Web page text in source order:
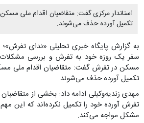
استاندار مرکزی گفت: متقاضیان اقدام ملی
تکمیل آورده حذف می‌شوند.
به گزارش پایگاه خبری تحلیلی «ندای تفرش»؛
سفر یک روزه خود به تفرش و بررسی
مسکن در تفرش گفت: متقاضیان اقدام ملی
تکمیل آورده حذف می‌شوند
مهدی زندیه‌وکیلی ادامه داد: بخشی از
تفرش آورده خود را تکمیل نکرده‌اند که این مهم
مشکل مواجه می‌کند.